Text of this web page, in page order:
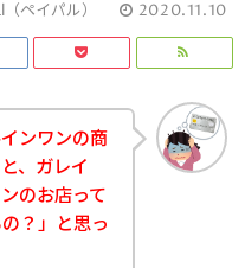
ペイパル） 2020.11.10
ンワンの商
、ガレイ
のお店って
？」と思っ